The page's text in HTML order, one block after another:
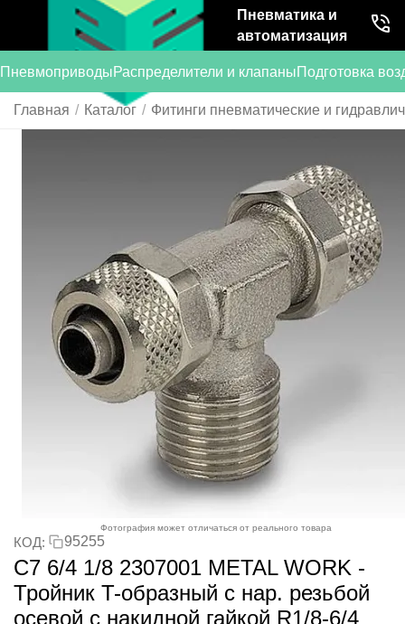
Пневматика и
автоматизация
ПневмоприводыРаспределители и клапаныПодготовка
Главная / Каталог / Фитинги пневматические и
Фотография может отличаться от реального товара
КОД: 95255
C7 6/4 1/8 2307001 METAL WORK -
Тройник T-образный с нар. резьбой
осевой с накидной гайкой R1/8-6/4